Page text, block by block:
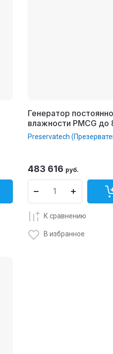
Генератор
влажности PMCG до
Preservatech
483 616 руб.
К сравнению
В избранное